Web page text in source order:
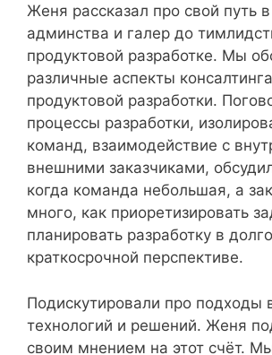
Женя рассказал про свой путь в
админства и галер до
продуктовой разработке. Мы
различные аспекты
продуктовой разработки.
процессы разработки,
команд, взаимодействие с
внешними заказчиками,
когда команда небольшая, а
много, как приоретизировать
планировать разработку в
краткосрочной перспективе.
Подискутировали про подходы
технологий и решений. Женя
своим мнением на этот счёт.